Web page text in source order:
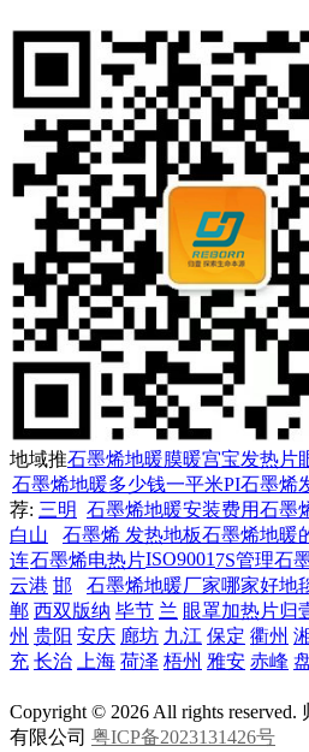
暖宫宝发热片
石墨烯地暖膜
PI石墨烯
石墨烯地暖多少钱一平米
石墨
石墨烯地暖安装费用
石墨烯地暖
石墨烯 发热地板
石
7S管理
ISO9001
石墨烯电热片
地
石墨烯地暖厂家哪家好
归
眼罩加热片
地域推
荐: 三明
白山
连
云港 邯
郸 西双版纳 毕节 兰
州 贵阳 安庆 廊坊 九江 保定 衢州
充 长治 上海 荷泽 梧州 雅安 赤峰
Copyright © 2026 All rights reserved.
有限公司 粤ICP备2023131426号